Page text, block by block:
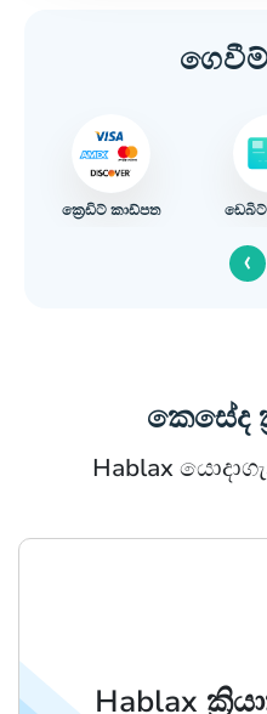
ක‍්‍රෙඩිට් කාඩ්පත
‹
කෙසේද
Hablax
Hablax